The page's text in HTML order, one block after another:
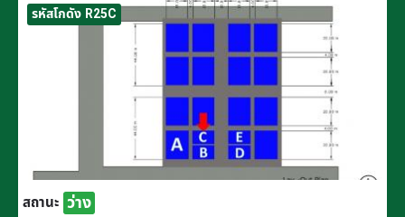
รหัสโกดัง R25C
สถานะ ว่าง